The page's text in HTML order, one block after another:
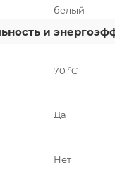
белый
и
70 °C
Да
Нет